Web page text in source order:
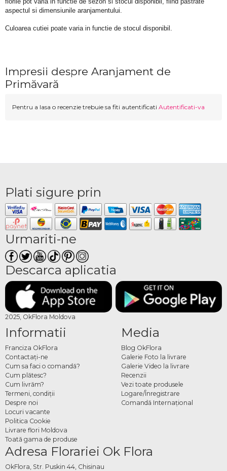
aspectul si dimensiunile aranjamentului.
Culoarea cutiei poate varia in functie de stocul disponibil.
Impresii despre Aranjament de
Primăvară
Pentru a lasa o recenzie trebuie sa fiti autentificati Autentificati-va
Plati sigure prin
Urmariti-ne
Descarca aplicatia
2025, OkFlora Moldova
Informatii
Franciza OkFlora
Contactaţi-ne
Cum sa faci o comandă?
Cum plătesc?
Cum livrăm?
Termeni, condiţii
Despre noi
Locuri vacante
Politica Cookie
Livrare flori Moldova
Toată gama de produse
Media
Blog OkFlora
Galerie Foto la livrare
Galerie Video la livrare
Recenzii
Vezi toate produsele
Logare/Înregistrare
Comandă Internațional
Adresa Florariei Ok Flora
OkFlora, Str. Puskin 44, Chisinau